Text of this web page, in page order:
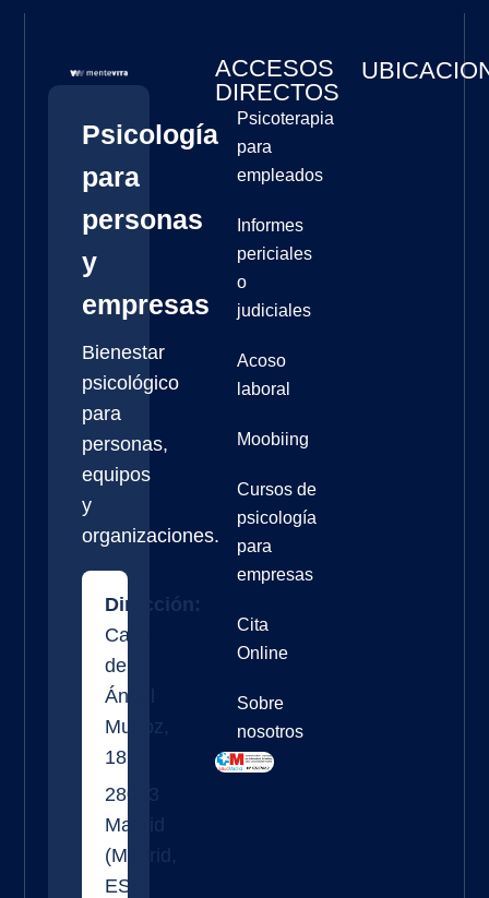
Psicología
para
personas
y
empresas
Bienestar
psicológico
para
personas,
equipos
y
organizaciones.
Dirección:
Calle
de
Ángel
Muñoz,
18
28043
Madrid
(Madrid ,
ES
ACCESOS
DIRECTOS
Psicoterapia
para
empleados
Informes
periciales
o
judiciales
Acoso
laboral
Moobiing
Cursos de
psicología
para
empresas
Cita
Online
Sobre
nosotros